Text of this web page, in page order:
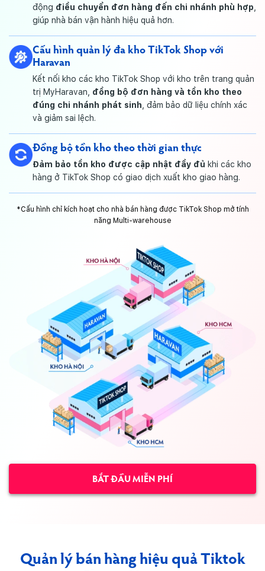
động điều chuyển đơn hàng đến chi nhánh phù hợp
giúp nhà bán vận hành hiệu quả hơn.
Cấu hình quản lý đa kho TikTok Shop với
Haravan
Kết nối kho các kho TikTok Shop với kho trên trang quản
trị MyHaravan, đồng bộ đơn hàng và tồn kho theo
đúng chi nhánh phát sinh , đảm bảo dữ liệu chính xác
và giảm sai lệch.
Đồng bộ tồn kho theo thời gian thực
Đảm bảo tồn kho được cập nhật đầy đủ khi các kho
hàng ở TikTok Shop có giao dịch xuất kho giao hàng.
*Cấu hình chỉ kích hoạt cho nhà bán hàng được TikTok Shop mở tính
năng Multi-warehouse
BẮT ĐẦU MIỄN PHÍ
Quản lý bán hàng hiệu quả Tiktok